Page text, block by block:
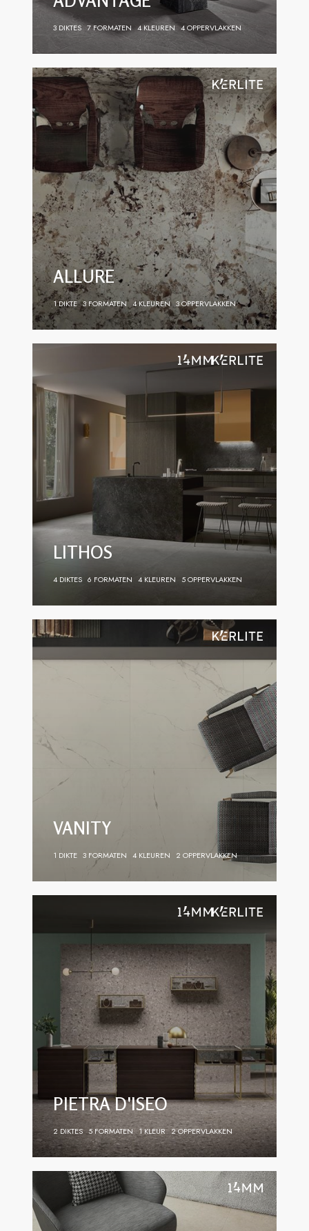
3 DIKTES 7 FORMATEN 4 KLEUREN 4 OPPERVLAKKEN
ALLURE
1 DIKTE 3 FORMATEN 4 KLEUREN 3 OPPERVLAKKEN
LITHOS
4 DIKTES 6 FORMATEN 4 KLEUREN 5 OPPERVLAKKEN
VANITY
1 DIKTE 3 FORMATEN 4 KLEUREN 2 OPPERVLAKKEN
PIETRA D'ISEO
2 DIKTES 5 FORMATEN 1 KLEUR 2 OPPERVLAKKEN